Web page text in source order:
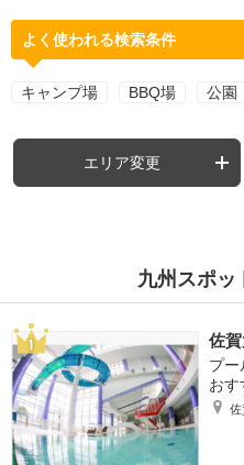
よく使われる検索条件
キャンプ場 BBQ場 公園
エリア変更
九州スポッ
佐
プー
おす
佐